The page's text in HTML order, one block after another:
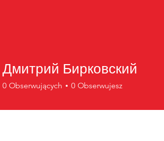
Дмитрий Бирковский
0 Obserwujących 0 Obserwujesz